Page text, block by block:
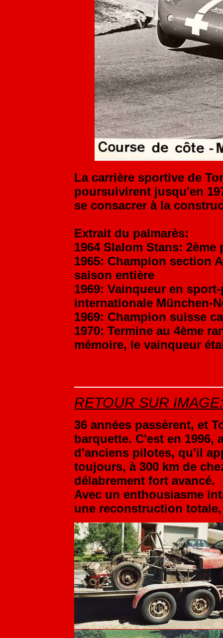
La carrière sportive de
poursuivirent jusqu'en
se consacrer à la
Extrait du palmarès:
1964 Slalom Stans:
1965: Champion section
saison entière
1969: Vainqueur en
internationale München-
1969: Champion suisse
1970: Termine au 4ème
mémoire, le vainqueur
RETOUR SUR IMAGE:
36 années passèrent, et
barquette. C'est en 1996,
d'anciens pilotes, qu'il
toujours, à 300 km de
délabrement fort avancé.
Avec un enthousiasme
une reconstruction